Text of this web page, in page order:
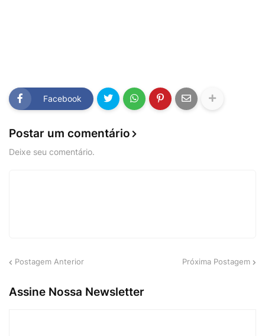
Facebook
Postar um comentário
Deixe seu comentário.
Postagem Anterior Próxima Postagem
Assine Nossa Newsletter